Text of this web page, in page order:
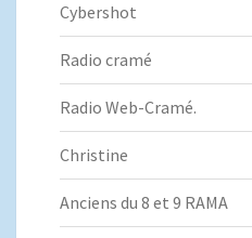
Cybershot
Radio cramé
Radio Web-Cramé.
Christine
Anciens du 8 et 9 RAMA